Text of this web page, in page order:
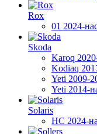
Rox
01 2024-
Skoda
Karoq
Kodiaq
Yeti 2009-
Yeti 2014-
Solaris
HC 2024-